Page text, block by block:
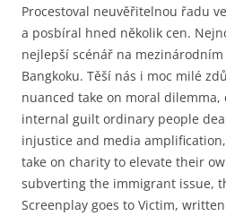
Procestoval neuvěřitelnou řadu
a posbíral hned několik cen.
nejlepší scénář na
Bangkoku. Těší nás i moc milé
nuanced take on moral
internal guilt ordinary people
injustice and media
take on charity to elevate their
subverting the immigrant issue,
Screenplay goes to Victim,